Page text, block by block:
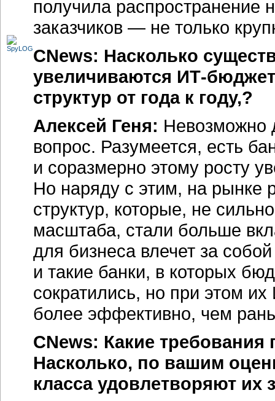
получила распространение
заказчиков — не только
CNews: Насколько
увеличиваются ИТ-
структур от года к году,?
Алексей Геня: Невозможно
вопрос. Разумеется, есть
и соразмерно этому росту
Но наряду с этим, на рынке
структур, которые, не
масштаба, стали больше
для бизнеса влечет за
и такие банки, в которых
сократились, но при этом их
более эффективно, чем
CNews: Какие
Насколько, по вашим
класса удовлетворяют их